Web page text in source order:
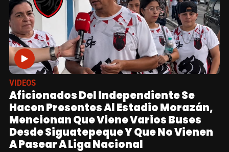
VIDEOS
Aficionados Del Independiente Se
Hacen Presentes Al Estadio Morazán,
Mencionan Que Viene Varios Buses
Desde Siguatepeque Y Que No Vienen
A Pasear A Liga Nacional